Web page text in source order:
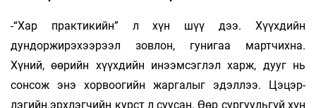
-“Хар практикийн” л хүн шүү дээ. Хүүхдийн
дундоржирэхээрээл зовлон, гунигаа мартчихна.
Хүний, өөрийн хүүхдийн инээмсэглэл харж, дууг нь
сонсож энэ хорвоогийн жаргалыг эдэллээ. Цэ­цэр­
лэгийн эрхлэгчийн курст л суусан. Өөр сур­гуульгүй хүн